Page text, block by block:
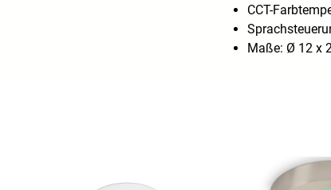
CCT-
Maße: Ø 12 x